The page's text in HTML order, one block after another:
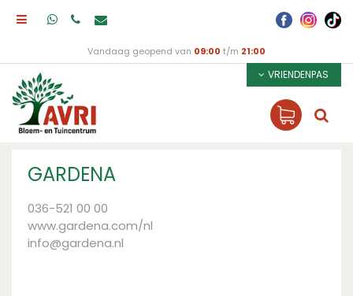
Vandaag geopend van 09:00 t/m 21:00
VRIENDENPAS
GARDENA
036-521 00 00
www.gardena.com/nl
info@gardena.nl